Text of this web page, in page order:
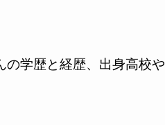
の学歴と経歴、出身高校